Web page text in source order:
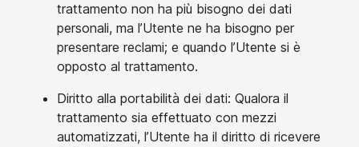
trattamento non ha più bisogno dei dati
personali, ma l’Utente ne ha bisogno per
presentare reclami; e quando l’Utente si è
opposto al trattamento.
Diritto alla portabilità dei dati: Qualora il
trattamento sia effettuato con mezzi
automatizzati, l’Utente ha il diritto di ricevere